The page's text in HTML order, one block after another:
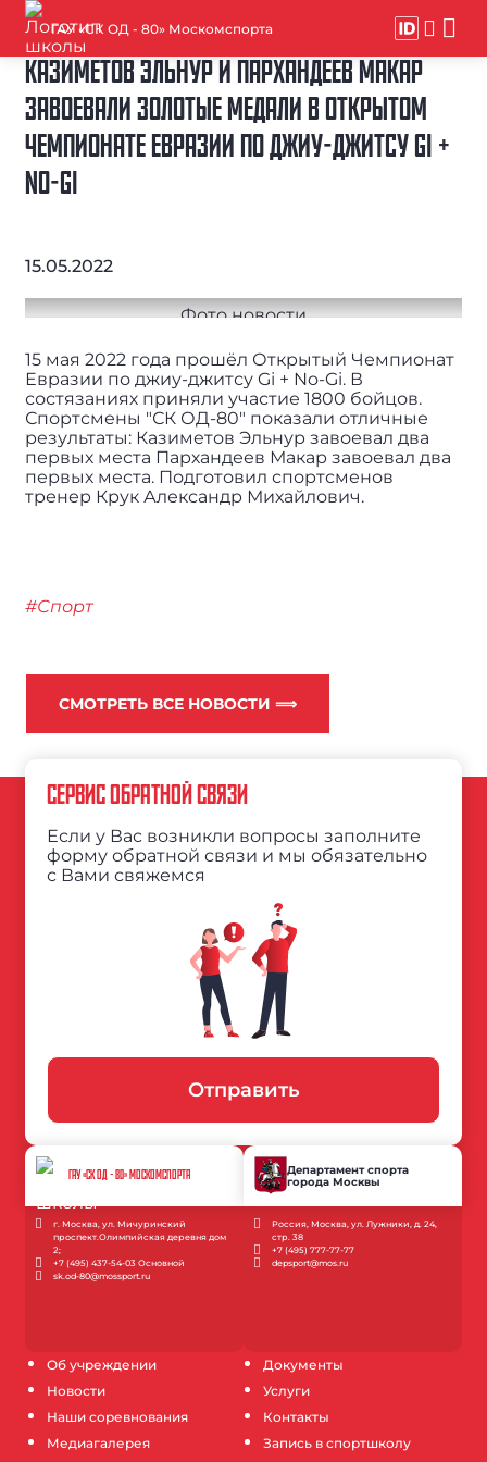
ГАУ «СК ОД - 80» Москомспорта
КАЗИМЕТОВ ЭЛЬНУР И ПАРХАНДЕЕВ МАКАР
ЗАВОЕВАЛИ ЗОЛОТЫЕ МЕДАЛИ В ОТКРЫТОМ
ЧЕМПИОНАТЕ ЕВРАЗИИ ПО ДЖИУ-ДЖИТСУ GI +
NO-GI
15.05.2022
15 мая 2022 года прошёл Открытый Чемпионат
Евразии по джиу-джитсу Gi + No-Gi. В
состязаниях приняли участие 1800 бойцов.
Спортсмены "СК ОД-80" показали отличные
результаты: Казиметов Эльнур завоевал два
первых места Пархандеев Макар завоевал два
первых места. Подготовил спортсменов
тренер Крук Александр Михайлович.
#Спорт
СМОТРЕТЬ ВСЕ НОВОСТИ ⟹
Об учреждении
Новости
Наши соревнования
Медиагалерея
Документы
Услуги
Контакты
Запись в спортшколу
СЕРВИС ОБРАТНОЙ СВЯЗИ
Если у Вас возникли вопросы заполните
форму обратной связи и мы обязательно
с Вами свяжемся
Отправить
ГАУ «СК ОД - 80» МОСКОМСПОРТА
г. Москва, ул. Мичуринский
проспект.Олимпийская деревня дом
2;
+7 (495) 437-54-03 Основной
sk.od-80@mossport.ru
Департамент спорта
города Москвы
Россия, Москва, ул. Лужники, д. 24,
стр. 38
+7 (495) 777-77-77
depsport@mos.ru